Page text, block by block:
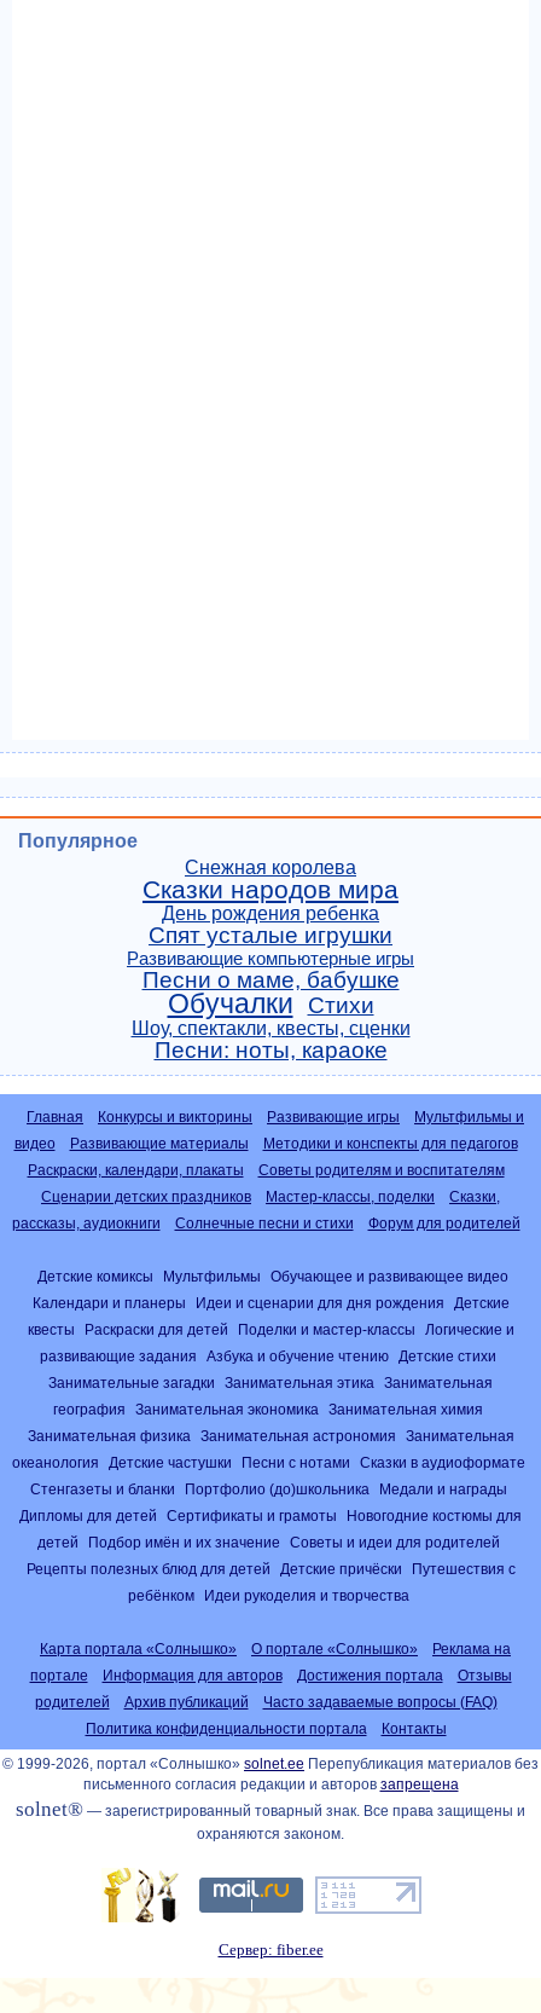
Популярное
Снежная королева
Сказки народов мира
День рождения ребенка
Спят усталые игрушки
Развивающие компьютерные игры
Песни о маме, бабушке
Обучалки Стихи
Шоу, спектакли, квесты, сценки
Песни: ноты, караоке
Главная Конкурсы и викторины Развивающие игры
Мультфильмы и
видео
Развивающие материалы
Методики и конспекты для педагогов
Раскраски, календари, плакаты
Советы родителям и воспитателям
Сценарии детских праздников
Мастер-классы, поделки
Сказки,
рассказы, аудиокниги
Солнечные песни и стихи Форум для родителей
Детские комиксы Мультфильмы
Обучающее и развивающее видео
Календари и планеры
Идеи и сценарии для дня рождения
Детские
квесты
Раскраски для детей Поделки и мастер-классы
Логические и
развивающие задания
Азбука и обучение чтению
Детские стихи
Занимательные загадки
Занимательная этика
Занимательная
география
Занимательная экономика
Занимательная химия
Занимательная физика
Занимательная астрономия
Занимательная
океанология
Детские частушки Песни с нотами
Сказки в аудиоформате
Стенгазеты и бланки
Портфолио (до)школьника
Медали и награды
Дипломы для детей
Сертификаты и грамоты
Новогодние костюмы для
детей
Подбор имён и их значение
Советы и идеи для родителей
Рецепты полезных блюд для детей
Детские причёски
Путешествия с
ребёнком
Идеи рукоделия и творчества
Карта портала «Солнышко» О портале «Солнышко»
Реклама на
портале
Информация для авторов Достижения портала
Отзывы
родителей
Архив публикаций
Часто задаваемые вопросы (FAQ)
Политика конфиденциальности портала
Контакты
© 1999-2026, портал «Солнышко» solnet.ee Перепубликация материалов без
письменного согласия редакции и авторов запрещена
solnet® — зарегистрированный товарный знак. Все права защищены и
охраняются законом.
Сервер: fiber.ee